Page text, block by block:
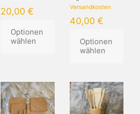
20,00€
Optionen
wählen
weist
mehrere
Varianten
auf.
Versandkosten
40,00 €
Optionen
wählen
Produkt
weist
mehrere
Varianten